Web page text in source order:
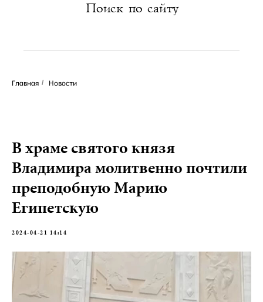
Поиск по сайту
Главная / Новости
В храме святого князя
Владимира молитвенно почтили
преподобную Марию
Египетскую
2024-04-21 14:14